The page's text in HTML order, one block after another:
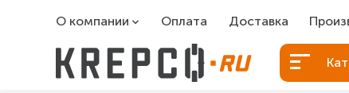
О компании
О компании
Оплата Доставка
Болты
Болты